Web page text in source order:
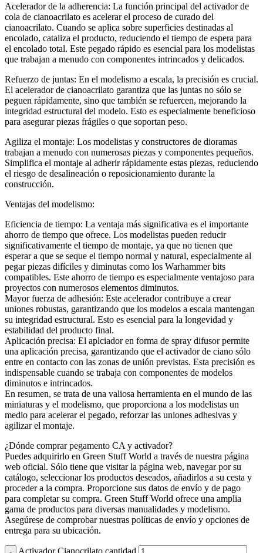
Acelerador de la adherencia: La función principal del activador de
cola de cianoacrilato es acelerar el proceso de curado del
cianoacrilato. Cuando se aplica sobre superficies destinadas al
encolado, cataliza el producto, reduciendo el tiempo de espera para
el encolado total. Este pegado rápido es esencial para los modelistas
que trabajan a menudo con componentes intrincados y delicados.
Refuerzo de juntas: En el modelismo a escala, la precisión es crucial.
El acelerador de cianoacrilato garantiza que las juntas no sólo se
peguen rápidamente, sino que también se refuercen, mejorando la
integridad estructural del modelo. Esto es especialmente beneficioso
para asegurar piezas frágiles o que soportan peso.
Agiliza el montaje: Los modelistas y constructores de dioramas
trabajan a menudo con numerosas piezas y componentes pequeños.
Simplifica el montaje al adherir rápidamente estas piezas, reduciendo
el riesgo de desalineación o reposicionamiento durante la
construcción.
Ventajas del modelismo:
Eficiencia de tiempo: La ventaja más significativa es el importante
ahorro de tiempo que ofrece. Los modelistas pueden reducir
significativamente el tiempo de montaje, ya que no tienen que
esperar a que se seque el tiempo normal y natural, especialmente al
pegar piezas difíciles y diminutas como los Warhammer bits
compatibles. Este ahorro de tiempo es especialmente ventajoso para
proyectos con numerosos elementos diminutos.
Mayor fuerza de adhesión: Este acelerador contribuye a crear
uniones robustas, garantizando que los modelos a escala mantengan
su integridad estructural. Esto es esencial para la longevidad y
estabilidad del producto final.
Aplicación precisa: El aplciador en forma de spray difusor permite
una aplicación precisa, garantizando que el activador de ciano sólo
entre en contacto con las zonas de unión previstas. Esta precisión es
indispensable cuando se trabaja con componentes de modelos
diminutos e intrincados.
En resumen, se trata de una valiosa herramienta en el mundo de las
miniaturas y el modelismo, que proporciona a los modelistas un
medio para acelerar el pegado, reforzar las uniones adhesivas y
agilizar el montaje.
¿Dónde comprar pegamento CA y activador?
Puedes adquirirlo en Green Stuff World a través de nuestra página
web oficial. Sólo tiene que visitar la página web, navegar por su
catálogo, seleccionar los productos deseados, añadirlos a su cesta y
proceder a la compra. Proporcione sus datos de envío y de pago
para completar su compra. Green Stuff World ofrece una amplia
gama de productos para diversas manualidades y modelismo.
Asegúrese de comprobar nuestras políticas de envío y opciones de
entrega para su ubicación.
Activador Cianocrilato cantidad